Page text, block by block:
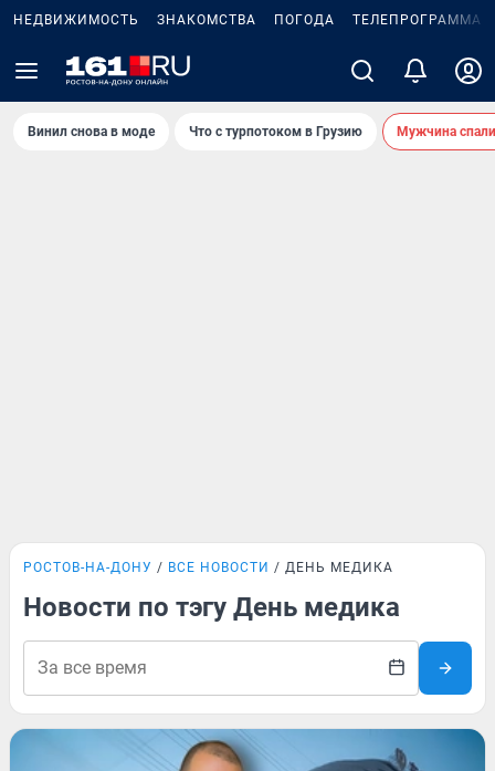
НЕДВИЖИМОСТЬ ЗНАКОМСТВА ПОГОДА ТЕЛЕПРОГРАММА
Винил снова в моде Что с турпотоком в Грузию Мужчина
РОСТОВ-НА-ДОНУ ВСЕ НОВОСТИ ДЕНЬ МЕДИКА
Новости по тэгу День медика